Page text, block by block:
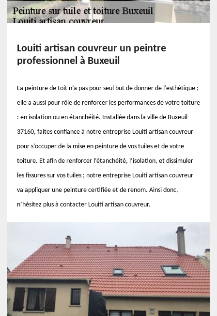
Louiti artisan couvreur un peintre
professionnel à Buxeuil
La peinture de toit n’a pas pour seul but de donner de l’esthétique ;
elle a aussi pour rôle de renforcer les performances de votre toiture
: en isolation ou en étanchéité. Installée dans la ville de Buxeuil
37160, faites confiance à notre entreprise Louiti artisan couvreur
pour s’occuper de la mise en peinture de vos tuiles et de votre
toiture. Et afin de renforcer l’étanchéité, l’isolation, et dissimuler
les fissures sur vos tuiles ; notre entreprise Louiti artisan couvreur
va appliquer une peinture certifiée et de renom. Ainsi donc,
n’hésitez plus à contacter Louiti artisan couvreur.